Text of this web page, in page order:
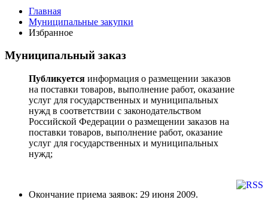
Главная
Муниципальные закупки
Избранное
Муниципальный заказ
Публикуется информация о размещении заказов
на поставки товаров, выполнение работ, оказание
услуг для государственных и муниципальных
нужд в соответствии с законодательством
Российской Федерации о размещении заказов на
поставки товаров, выполнение работ, оказание
услуг для государственных и муниципальных
нужд;
Окончание приема заявок: 29 июня 2009.